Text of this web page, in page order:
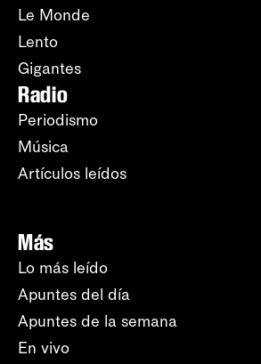
Le Monde
Lento
Gigantes
Radio
Periodismo
Música
Artículos leídos
Más
Lo más leído
Apuntes del día
Apuntes de la semana
En vivo